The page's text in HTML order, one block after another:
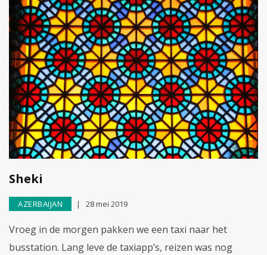
Sheki
AZERBAIJAN 28 mei 2019
Vroeg in de morgen pakken we een taxi naar het
busstation. Lang leve de taxiapp’s, reizen was nog